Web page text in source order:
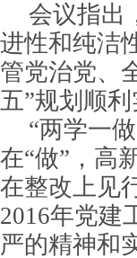
会议指出
进性和纯洁
管党治党、
五”规划顺利
“两学一
在“做”，高
在整改上见
2016年党建
严的精神和